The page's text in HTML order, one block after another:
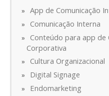
App de Comunicação
Comunicação Interna
Conteúdo para app de
Corporativa
Cultura Organizacional
Digital Signage
Endomarketing